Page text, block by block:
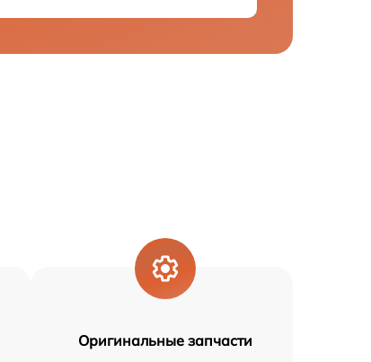
Оригинальные запчасти